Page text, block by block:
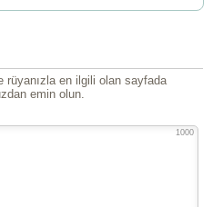
rüyanızla en ilgili olan sayfada
emin olun.
1000